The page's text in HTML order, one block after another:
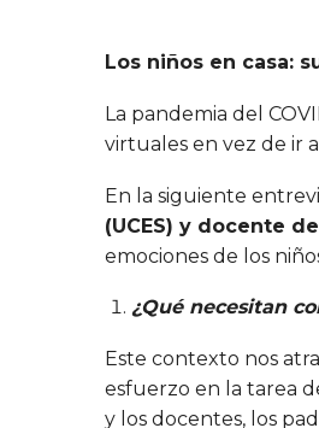
Los niños en casa:
La pandemia del
virtuales en vez de ir
En la siguiente
(UCES) y docente
emociones de los
¿Qué necesitan
Este contexto nos
esfuerzo en la tarea
y los docentes, los